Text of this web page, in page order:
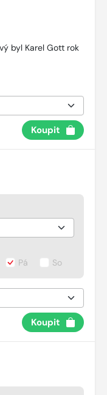
byl Karel Gott rok
Koupit
Pá So
Koupit